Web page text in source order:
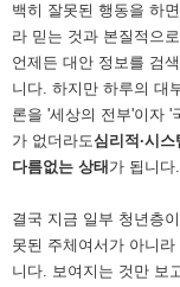
백히 잘못된 행동을 하
라 믿는 것과 본질적으
언제든 대안 정보를 검
니다. 하지만 하루의 대
론을 '세상의 전부'이자 '
가 없더라도심리적·시
다름없는 상태 가 됩니다.
결국 지금 일부 청년층
못된 주체여서가 아니
니다. 보여지는 것만 보